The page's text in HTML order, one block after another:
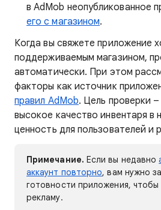
в AdMob неопубликованное
его с магазином.
Когда вы свяжете приложение
поддерживаемым магазином,
автоматически. При этом
факторы как источник
правил AdMob. Цель проверки
высокое качество инвентаря в
ценность для пользователей и
Примечание. Если вы недавно
аккаунт повторно, вам нужно
готовности приложения, чтобы
рекламу.